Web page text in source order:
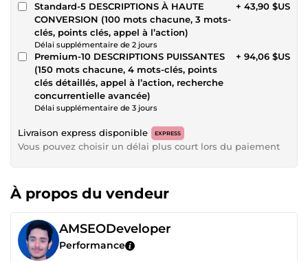
Standard-5 DESCRIPTIONS À HAUTE
CONVERSION (100 mots chacune, 3 mots-
clés, points clés, appel à l’action)
Délai supplémentaire de 2 jours
+ 43,90 $US
Premium-10 DESCRIPTIONS PUISSANTES
(150 mots chacune, 4 mots-clés, points
clés détaillés, appel à l’action, recherche
concurrentielle avancée)
Délai supplémentaire de 3 jours
+ 94,06 $US
Livraison express disponible EXPRESS
Vous pouvez choisir un délai plus court lors du paiement
À propos du vendeur
AMSEODeveloper
Performance